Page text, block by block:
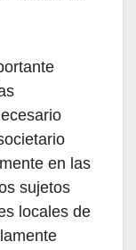
en las
sujetos
locales de